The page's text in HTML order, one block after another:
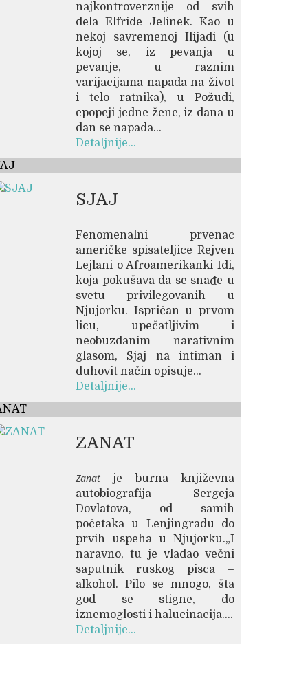
najkontroverznije od svih
dela Elfride Jelinek. Kao u
nekoj savremenoj Ilijadi (u
kojoj se, iz pevanja u
pevanje, u raznim
varijacijama napada na život
i telo ratnika), u Požudi,
epopeji jedne žene, iz dana u
dan se napada...
Detaljnije...
SJAJ
Fenomenalni prvenac
američke spisateljice Rejven
Lejlani o Afroamerikanki Idi,
koja pokušava da se snađe u
svetu privilegovanih u
Njujorku. Ispričan u prvom
licu, upečatljivim i
neobuzdanim narativnim
glasom, Sjaj na intiman i
duhovit način opisuje...
Detaljnije...
ZANAT
Zanat je burna književna
autobiografija Sergeja
Dovlatova, od samih
početaka u Lenjingradu do
prvih uspeha u Njujorku.„I
naravno, tu je vladao večni
saputnik ruskog pisca –
alkohol. Pilo se mnogo, šta
god se stigne, do
iznemoglosti i halucinacija....
Detaljnije...